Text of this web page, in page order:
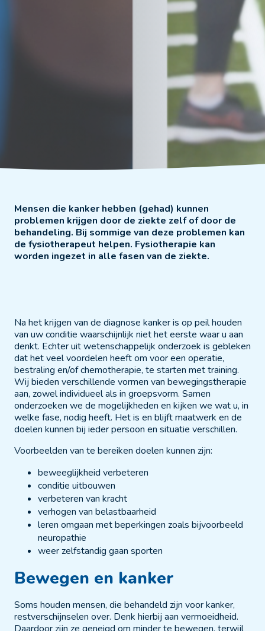
Mensen die kanker hebben (gehad) kunnen
problemen krijgen door de ziekte zelf of door de
behandeling. Bij sommige van deze problemen kan
de fysiotherapeut helpen. Fysiotherapie kan
worden ingezet in alle fasen van de ziekte.
Na het krijgen van de diagnose kanker is op peil houden
van uw conditie waarschijnlijk niet het eerste waar u aan
denkt. Echter uit wetenschappelijk onderzoek is gebleken
dat het veel voordelen heeft om voor een operatie,
bestraling en/of chemotherapie, te starten met training.
Wij bieden verschillende vormen van bewegingstherapie
aan, zowel individueel als in groepsvorm. Samen
onderzoeken we de mogelijkheden en kijken we wat u, in
welke fase, nodig heeft. Het is en blijft maatwerk en de
doelen kunnen bij ieder persoon en situatie verschillen.
Voorbeelden van te bereiken doelen kunnen zijn:
beweeglijkheid verbeteren
conditie uitbouwen
verbeteren van kracht
verhogen van belastbaarheid
leren omgaan met beperkingen zoals bijvoorbeeld
neuropathie
weer zelfstandig gaan sporten
Bewegen en kanker
Soms houden mensen, die behandeld zijn voor kanker,
restverschijnselen over. Denk hierbij aan vermoeidheid.